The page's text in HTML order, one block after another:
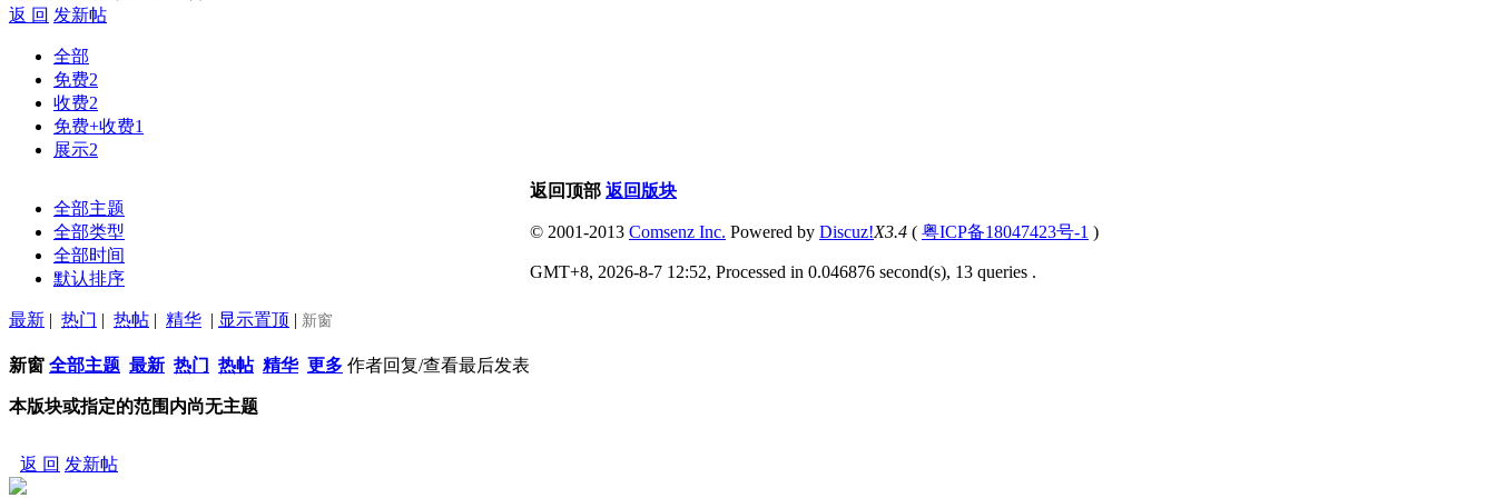
返 回 发新帖
全部
免费2
收费2
免费+收费1
展示2
全部主题
全部类型
全部时间
默认排序
最新 | 热门 | 热帖 | 精华 | 显示置顶 | 新窗
新窗 全部主题 最新 热门 热帖 精华 更多 作者回复/查看最后发表
本版块或指定的范围内尚无主题
返 回 发新帖
返回顶部 返回版块
© 2001-2013 Comsenz Inc. Powered by Discuz!X3.4 ( 粤ICP备18047423号-1 )
GMT+8, 2026-8-7 12:52, Processed in 0.046876 second(s), 13 queries .